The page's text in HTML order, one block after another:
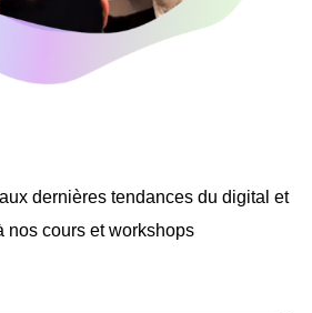
dernières tendances du digital et
nos cours et workshops